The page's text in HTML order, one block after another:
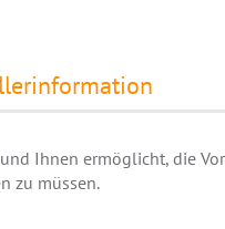
Ihnen ermöglicht, die
zu müssen.